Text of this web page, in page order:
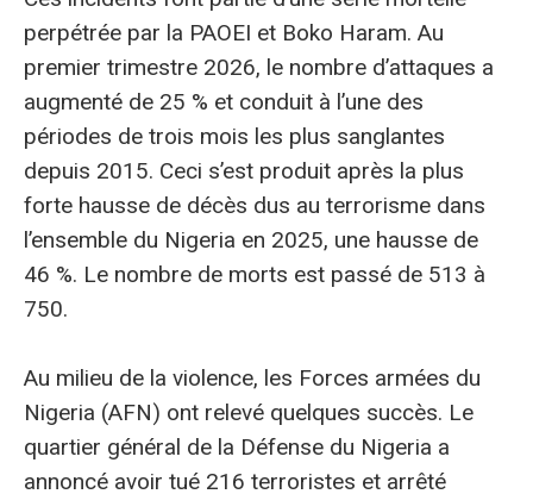
perpétrée par la PAOEI et Boko Haram. Au
premier trimestre 2026, le nombre d’attaques a
augmenté de 25 % et conduit à l’une des
périodes de trois mois les plus sanglantes
depuis 2015. Ceci s’est produit après la plus
forte hausse de décès dus au terrorisme dans
l’ensemble du Nigeria en 2025, une hausse de
46 %. Le nombre de morts est passé de 513 à
750.
Au milieu de la violence, les Forces armées du
Nigeria (AFN) ont relevé quelques succès. Le
quartier général de la Défense du Nigeria a
annoncé avoir tué 216 terroristes et arrêté